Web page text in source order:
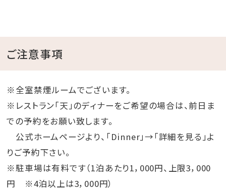
ご注意事項
※全室禁煙ルームでございます。
※レストラン「天」のディナーをご希望の場合は、前日ま
での予約をお願い致します。
公式ホームページより、「Dinner」→「詳細を見る」よ
りご予約下さい。
※駐車場は有料です（1泊あたり1，000円、上限3，000
円 ※4泊以上は3，000円）